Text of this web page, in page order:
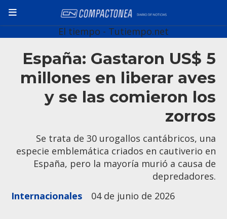
El tiempo - Tutiempo.net
España: Gastaron US$ 5
millones en liberar aves
y se las comieron los
zorros
Se trata de 30 urogallos cantábricos, una
especie emblemática criados en cautiverio en
España, pero la mayoría murió a causa de
depredadores.
Internacionales
04 de junio de 2026